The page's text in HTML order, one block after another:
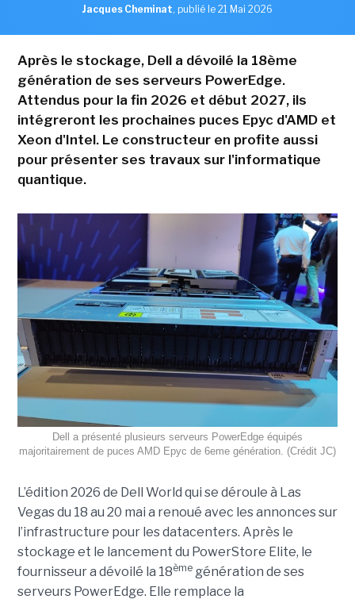
Jacques Cheminat, publié le 21 Mai 2026
Après le stockage, Dell a dévoilé la 18ème
génération de ses serveurs PowerEdge.
Attendus pour la fin 2026 et début 2027, ils
intégreront les prochaines puces Epyc d'AMD et
Xeon d'Intel. Le constructeur en profite aussi
pour présenter ses travaux sur l'informatique
quantique.
Dell a présenté plusieurs serveurs PowerEdge équipés
majoritairement de puces AMD Epyc de 6eme génération. (Crédit JC)
L’édition 2026 de Dell World qui se déroule à Las
Vegas du 18 au 20 mai a renoué avec les annonces sur
l’infrastructure pour les datacenters. Après le
stockage et le lancement du PowerStore Elite, le
fournisseur a dévoilé la 18èmegénération de ses
serveurs PowerEdge. Elle remplace la